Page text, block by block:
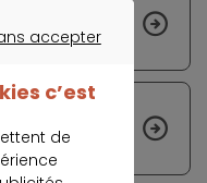
au
aux
accepter
c’est
de